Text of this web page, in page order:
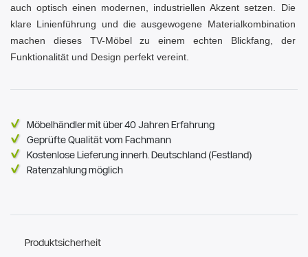
auch optisch einen modernen, industriellen Akzent setzen. Die
klare Linienführung und die ausgewogene Materialkombination
machen dieses TV-Möbel zu einem echten Blickfang, der
Funktionalität und Design perfekt vereint.
Möbelhändler mit über 40 Jahren Erfahrung
Geprüfte Qualität vom Fachmann
Kostenlose Lieferung innerh. Deutschland (Festland)
Ratenzahlung möglich
Produktsicherheit